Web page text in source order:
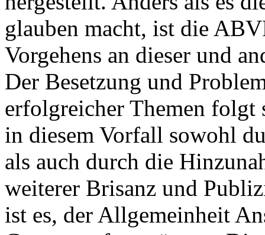
glauben macht, ist die
Vorgehens an dieser und
Der Besetzung und
erfolgreicher Themen folgt
in diesem Vorfall sowohl
als auch durch die
weiterer Brisanz und
ist es, der Allgemeinheit